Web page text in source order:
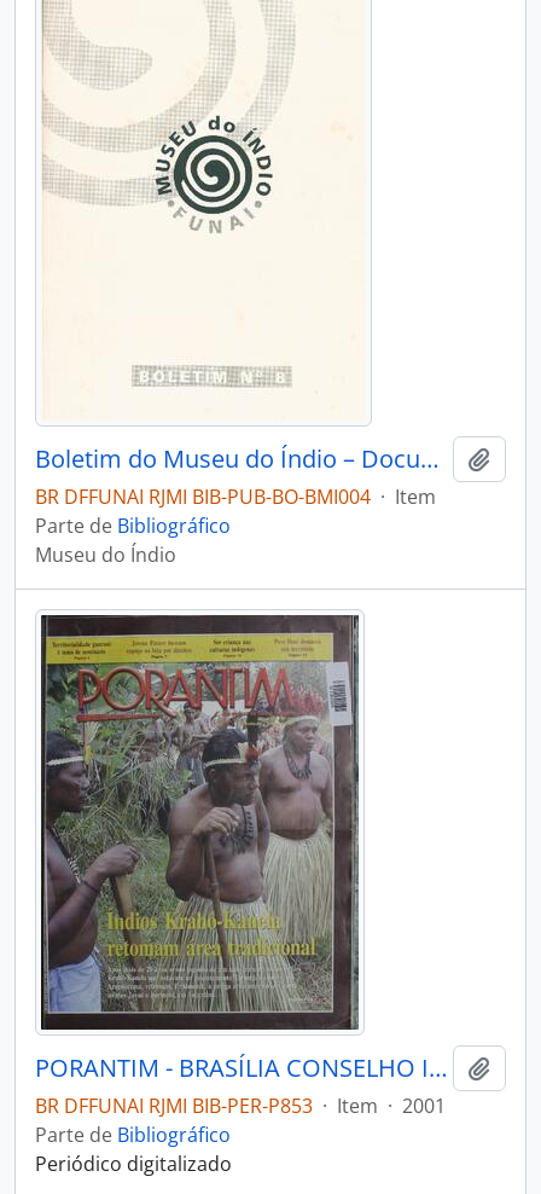
Boletim do Museu do Índio – Documentação – Nº 8
BR DFFUNAI RJMI BIB-PUB-BO-BMI004 · Item
Parte de Bibliográfico
Museu do Índio
PORANTIM - BRASÍLIA CONSELHO INDIGENISTA MISSIONÁRIO - 2001 - Nº239
BR DFFUNAI RJMI BIB-PER-P853 · Item · 2001
Parte de Bibliográfico
Periódico digitalizado